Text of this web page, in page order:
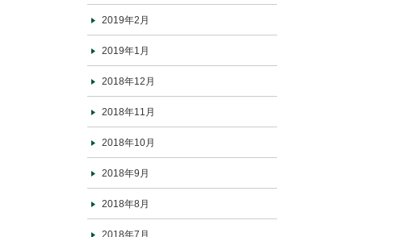
2019年2月
2019年1月
2018年12月
2018年11月
2018年10月
2018年9月
2018年8月
2018年7月